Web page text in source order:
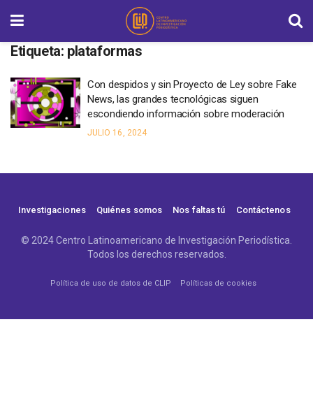
Etiqueta: plataformas
Con despidos y sin Proyecto de Ley sobre Fake
News, las grandes tecnológicas siguen
escondiendo información sobre moderación
JULIO 16, 2024
Investigaciones Quiénes somos Nos faltas tú Contáctenos
© 2024 Centro Latinoamericano de Investigación Periodística.
Todos los derechos reservados.
Política de uso de datos de CLIP Políticas de cookies